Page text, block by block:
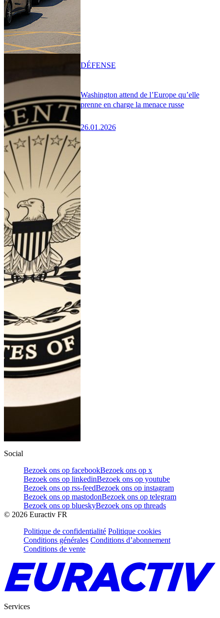
Washington attend de l’Europe qu’elle
prenne en charge la menace russe
26.01.2026
DÉFENSE
Social
Bezoek ons op facebookBezoek ons op x
Bezoek ons op linkedinBezoek ons op youtube
Bezoek ons op rss-feedBezoek ons op instagram
Bezoek ons op mastodonBezoek ons op telegram
Bezoek ons op blueskyBezoek ons op threads
© 2026 Euractiv FR
Politique de confidentialité Politique cookies
Conditions générales Conditions d’abonnement
Conditions de vente
Services